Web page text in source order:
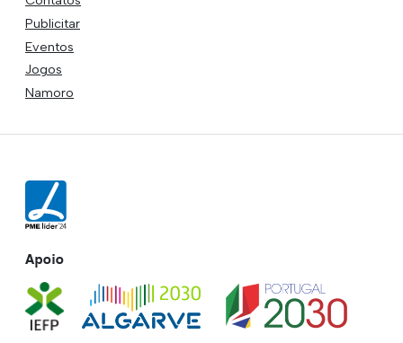
Publicitar
Eventos
Jogos
Namoro
Apoio